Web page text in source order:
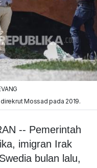
Mossad pada 2019.
-- Pemerintah
imigran Irak
bulan lalu,